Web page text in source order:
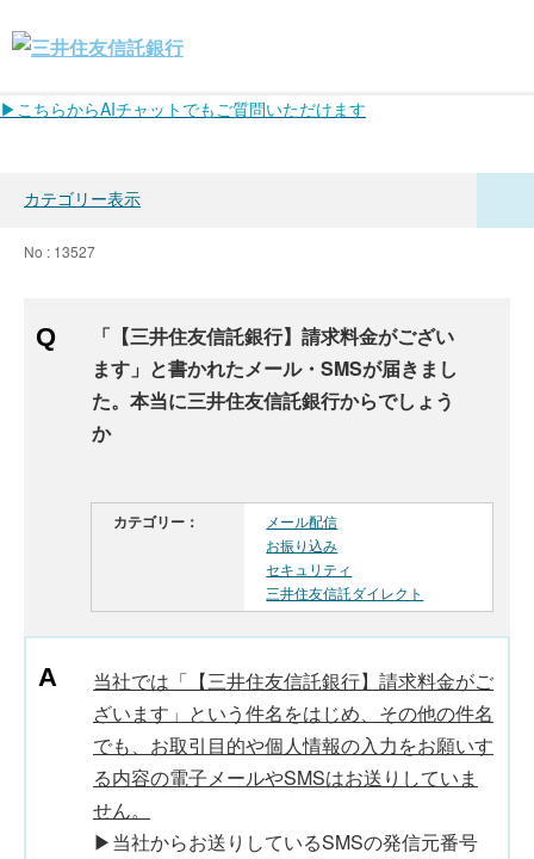
▶こちらからAIチャットでもご質問いただけます
カテゴリー表示
No : 13527
「【三井住友信託銀行】請求料金がござい
ます」と書かれたメール・SMSが届きまし
た。本当に三井住友信託銀行からでしょう
か
カテゴリー：
メール配信
お振り込み
セキュリティ
三井住友信託ダイレクト
当社では「【三井住友信託銀行】請求料金がご
ざいます」という件名をはじめ、その他の件名
でも、お取引目的や個人情報の入力をお願いす
る内容の電子メールやSMSはお送りしていま
せん。
▶当社からお送りしているSMSの発信元番号